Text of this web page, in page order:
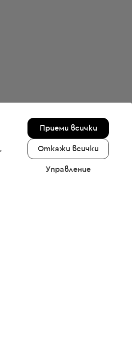
Приеми всички
Откажи всички
Управление